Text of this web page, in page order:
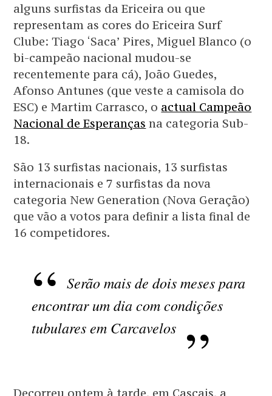
alguns surfistas da Ericeira ou que
representam as cores do Ericeira Surf
Clube: Tiago ‘Saca’ Pires, Miguel Blanco (o
bi-campeão nacional mudou-se
recentemente para cá), João Guedes,
Afonso Antunes (que veste a camisola do
ESC) e Martim Carrasco, o actual Campeão
Nacional de Esperanças na categoria Sub-
18.
São 13 surfistas nacionais, 13 surfistas
internacionais e 7 surfistas da nova
categoria New Generation (Nova Geração)
que vão a votos para definir a lista final de
16 competidores.
Serão mais de dois meses para
encontrar um dia com condições
tubulares em Carcavelos
Decorreu ontem à tarde, em Cascais, a